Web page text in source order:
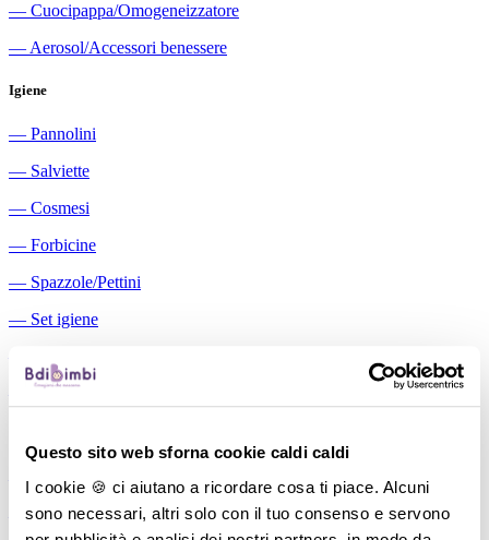
Questo sito web sforna cookie caldi caldi
I cookie 🍪 ci aiutano a ricordare cosa ti piace. Alcuni
sono necessari, altri solo con il tuo consenso e servono
― Cuocipappa/Omogeneizzatore
― Aerosol/Accessori benessere
Igiene
― Pannolini
― Salviette
― Cosmesi
― Forbicine
― Spazzole/Pettini
― Set igiene
Aspiratori nasali manuali
―
Cuscini allattamento
―Biberon